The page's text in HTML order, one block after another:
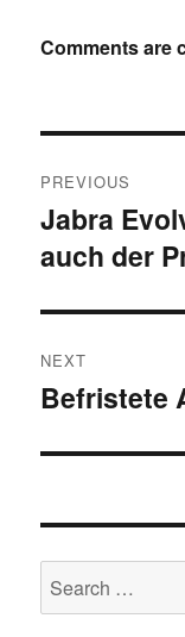
Comments are
navigation
PREVIOUS
Previous
post:
Jabra
auch der
NEXT
Next
Befristete
Search
for: